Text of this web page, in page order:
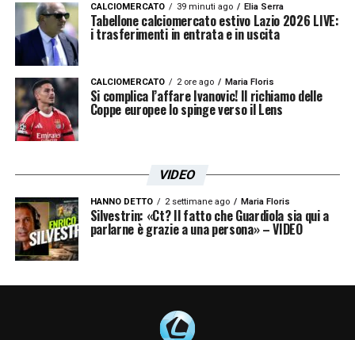
CALCIOMERCATO 39 minuti ago Elia Serra
Tabellone calciomercato estivo Lazio 2026 LIVE:
i trasferimenti in entrata e in uscita
CALCIOMERCATO 2 ore ago Maria Floris
Si complica l’affare Ivanovic! Il richiamo delle
Coppe europee lo spinge verso il Lens
VIDEO
HANNO DETTO 2 settimane ago Maria Floris
Silvestrin: «Ct? Il fatto che Guardiola sia qui a
parlarne è grazie a una persona» – VIDEO